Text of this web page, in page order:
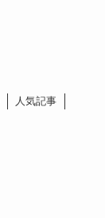
人気記事